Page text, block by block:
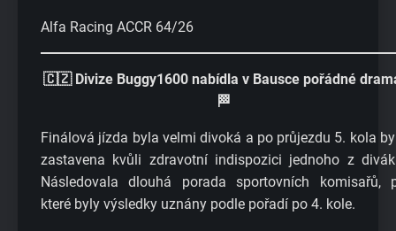
Alfa Racing ACCR 64/26
🇨🇿 Divize Buggy1600 nabídla v Bausce pořádné
🏁
Finálová jízda byla velmi divoká a po průjezdu 5. kola
zastavena kvůli zdravotní indispozici jednoho z
Následovala dlouhá porada sportovních komisařů,
které byly výsledky uznány podle pořadí po 4. kole.